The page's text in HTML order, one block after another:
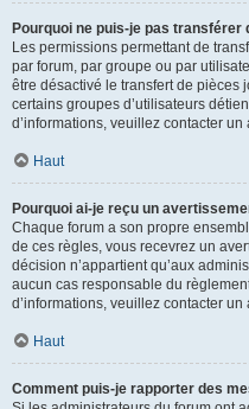
Pourquoi ne puis-je pas transférer
Les permissions permettant de
par forum, par groupe ou par
être désactivé le transfert de pièces
certains groupes d’utilisateurs
d’informations, veuillez contacter
Haut
Pourquoi ai-je reçu un
Chaque forum a son propre
de ces règles, vous recevrez un
décision n’appartient qu’aux
aucun cas responsable du
d’informations, veuillez contacter
Haut
Comment puis-je rapporter des